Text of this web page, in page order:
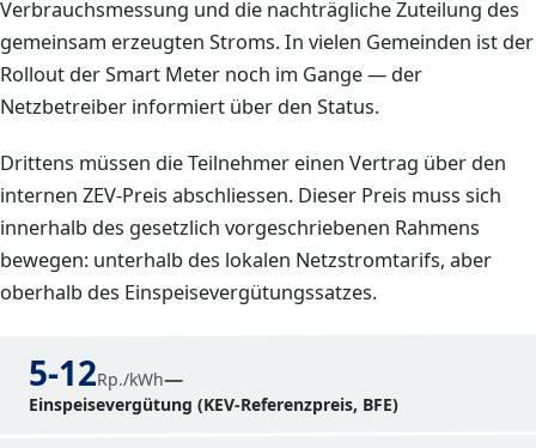
Verbrauchsmessung und die nachträgliche Zuteilung des
gemeinsam erzeugten Stroms. In vielen Gemeinden ist der
Rollout der Smart Meter noch im Gange — der
Netzbetreiber informiert über den Status.
Drittens müssen die Teilnehmer einen Vertrag über den
internen ZEV-Preis abschliessen. Dieser Preis muss sich
innerhalb des gesetzlich vorgeschriebenen Rahmens
bewegen: unterhalb des lokalen Netzstromtarifs, aber
oberhalb des Einspeisevergütungssatzes.
5-12Rp./kWh—
Einspeisevergütung (KEV-Referenzpreis, BFE)